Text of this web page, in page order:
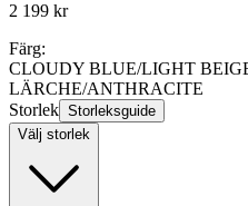
2 199 kr
Färg:
CLOUDY BLUE/LIGHT
LÄRCHE/ANTHRACITE
Storlek Storleksguide
Välj storlek